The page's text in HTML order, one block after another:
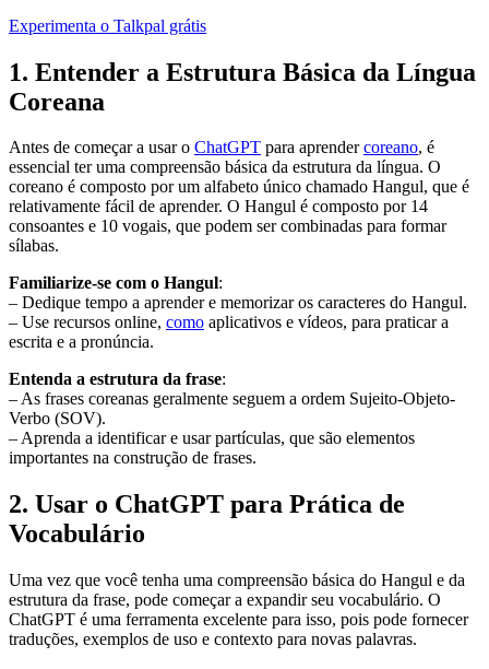
Experimenta o Talkpal grátis
1. Entender a Estrutura Básica da Língua
Coreana
Antes de começar a usar o ChatGPT para aprendercoreano, é
essencial ter uma compreensão básica da estrutura da língua. O
coreano é composto por um alfabeto único chamado Hangul, que é
relativamente fácil de aprender. O Hangul é composto por 14
consoantes e 10 vogais, que podem ser combinadas para formar
sílabas.
Familiarize-se com o Hangul:
– Dedique tempo a aprender e memorizar os caracteres do Hangul.
– Use recursos online, como aplicativos e vídeos, para praticar a
escrita e a pronúncia.
Entenda a estrutura da frase:
– As frases coreanas geralmente seguem a ordem Sujeito-Objeto-
Verbo (SOV).
– Aprenda a identificar e usar partículas, que são elementos
importantes na construção de frases.
2. Usar o ChatGPT para Prática de
Vocabulário
Uma vez que você tenha uma compreensão básica do Hangul e da
estrutura da frase, pode começar a expandir seu vocabulário. O
ChatGPT é uma ferramenta excelente para isso, pois pode fornecer
traduções, exemplos de uso e contexto para novas palavras.